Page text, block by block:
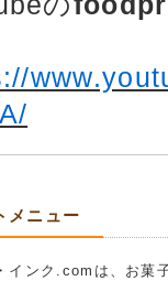
メニュー
インク.comは、お菓